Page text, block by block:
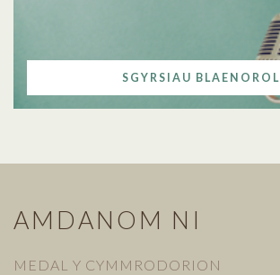
SGYRSIAU BLAENOROL
AMDANOM NI
MEDAL Y CYMMRODORION